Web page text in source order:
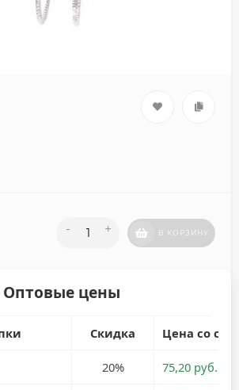
- + В КОРЗИНУ
Оптовые цены
Скидка Цена со
20% 75,20 руб.